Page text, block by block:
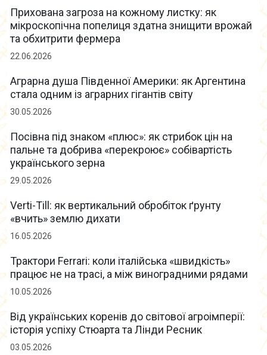
Прихована загроза на кожному листку: як
мікроскопічна попелиця здатна знищити врожай
та обхитрити фермера
22.06.2026
Аграрна душа Південної Америки: як Аргентина
стала одним із аграрних гігантів світу
30.05.2026
Посівна під знаком «плюс»: як стрибок цін на
пальне та добрива «перекроює» собівартість
українського зерна
29.05.2026
Verti-Till: як вертикальний обробіток ґрунту
«вчить» землю дихати
16.05.2026
Трактори Ferrari: коли італійська «швидкість»
працює не на трасі, а між виноградними рядами
10.05.2026
Від українських коренів до світової агроімперії:
історія успіху Стюарта та Лінди Ресник
03.05.2026